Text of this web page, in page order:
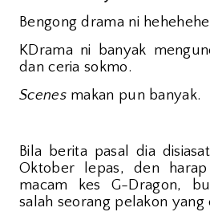
Bengong drama ni
KDrama ni banyak
dan ceria sokmo.
Scenesmakan pun banyak.
Bila berita pasal dia
Oktober lepas, den
macam kes G-Dragon,
salah seorang pelakon